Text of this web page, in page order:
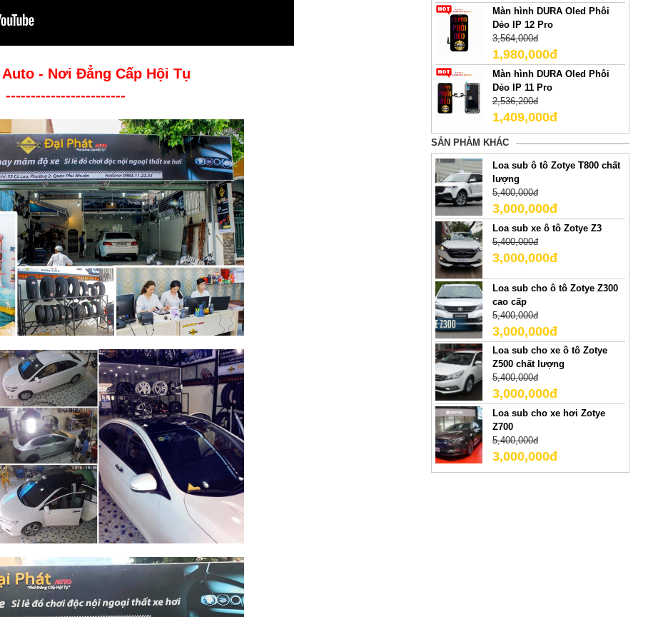
- Nơi Đẳng Cấp Hội Tụ
------------------------
Màn hình DURA Oled Phôi
Dẻo IP 12 Pro
3,564,000đ
1,980,000đ
Màn hình DURA Oled Phôi
Dẻo IP 11 Pro
2,536,200đ
1,409,000đ
SẢN PHẢM KHÁC
Loa sub ô tô Zotye T800 chất
lượng
5,400,000đ
3,000,000đ
Loa sub xe ô tô Zotye Z3
5,400,000đ
3,000,000đ
Loa sub cho ô tô Zotye Z300
cao cấp
5,400,000đ
3,000,000đ
Loa sub cho xe ô tô Zotye
Z500 chất lượng
5,400,000đ
3,000,000đ
Loa sub cho xe hơi Zotye
Z700
5,400,000đ
3,000,000đ